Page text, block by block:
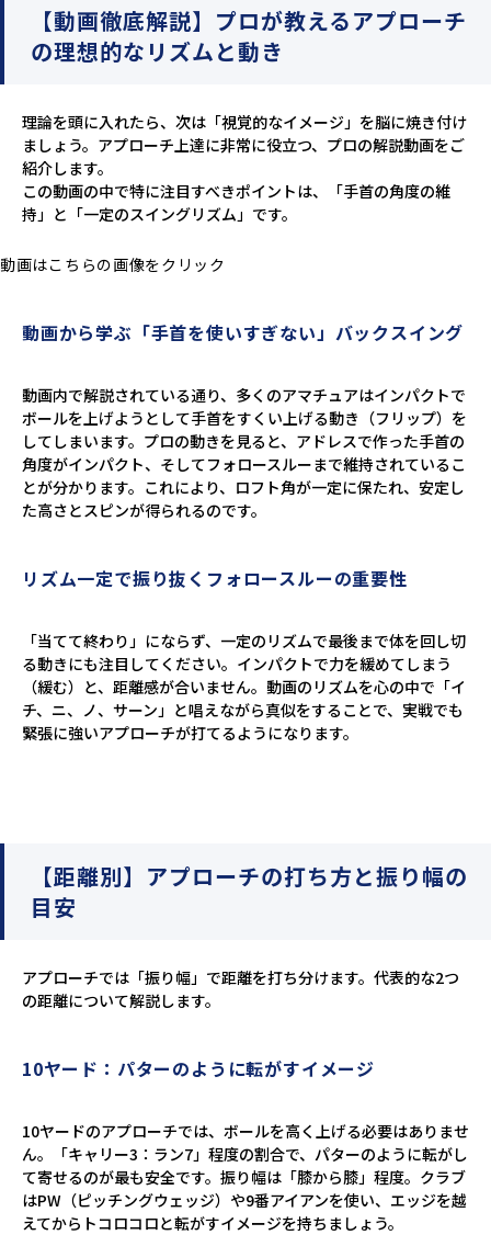
【動画徹底解説】プロが教えるアプローチ
の理想的なリズムと動き
理論を頭に入れたら、次は「視覚的なイメージ」を脳に焼き付け
ましょう。アプローチ上達に非常に役立つ、プロの解説動画をご
紹介します。
この動画の中で特に注目すべきポイントは、「手首の角度の維
持」と「一定のスイングリズム」です。
動画はこちらの画像をクリック
動画から学ぶ「手首を使いすぎない」バックスイング
動画内で解説されている通り、多くのアマチュアはインパクトで
ボールを上げようとして手首をすくい上げる動き（フリップ）を
してしまいます。プロの動きを見ると、アドレスで作った手首の
角度がインパクト、そしてフォロースルーまで維持されているこ
とが分かります。これにより、ロフト角が一定に保たれ、安定し
た高さとスピンが得られるのです。
リズム一定で振り抜くフォロースルーの重要性
「当てて終わり」にならず、一定のリズムで最後まで体を回し切
る動きにも注目してください。インパクトで力を緩めてしまう
（緩む）と、距離感が合いません。動画のリズムを心の中で「イ
チ、ニ、ノ、サーン」と唱えながら真似をすることで、実戦でも
緊張に強いアプローチが打てるようになります。
【距離別】アプローチの打ち方と振り幅の
目安
アプローチでは「振り幅」で距離を打ち分けます。代表的な2つ
の距離について解説します。
10ヤード：パターのように転がすイメージ
10ヤードのアプローチでは、ボールを高く上げる必要はありませ
ん。「キャリー3：ラン7」程度の割合で、パターのように転がし
て寄せるのが最も安全です。振り幅は「膝から膝」程度。クラブ
はPW（ピッチングウェッジ）や9番アイアンを使い、エッジを越
えてからトコロコロと転がすイメージを持ちましょう。